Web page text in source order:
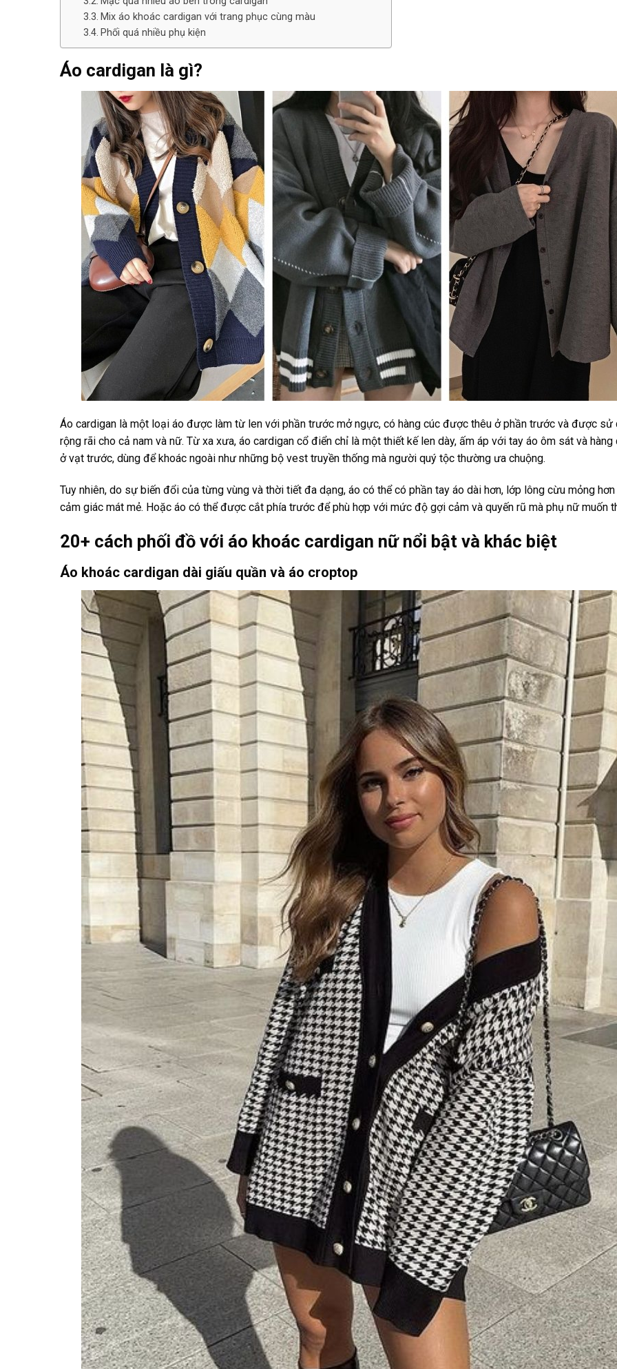
Mix áo khoác cardigan với trang phục cùng màu
Phối quá nhiều phụ kiện
Áo cardigan là gì?
Áo cardigan là một loại áo được làm từ len với phần trước mở ngực, có hàng cúc được thêu ở phần trước và được sử
rộng rãi cho cả nam và nữ. Từ xa xưa, áo cardigan cổ điển chỉ là một thiết kế len dày, ấm áp với tay áo ôm sát và hàng
ở vạt trước, dùng để khoác ngoài như những bộ vest truyền thống mà người quý tộc thường ưa chuộng.
Tuy nhiên, do sự biến đổi của từng vùng và thời tiết đa dạng, áo có thể có phần tay áo dài hơn, lớp lông cừu mỏng
cảm giác mát mẻ. Hoặc áo có thể được cắt phía trước để phù hợp với mức độ gợi cảm và quyến rũ mà phụ nữ muốn
20+ cách phối đồ với áo khoác cardigan nữ nổi bật và khác biệt
Áo khoác cardigan dài giấu quần và áo croptop